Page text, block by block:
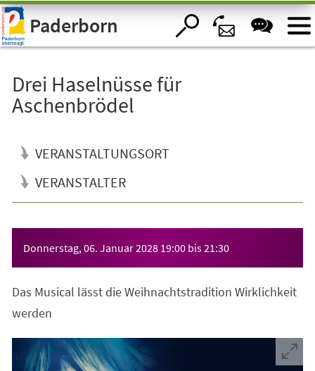
Visuelle
Assistenzsoftware
öffnen.Paderborn
Drei Haselnüsse für
Aschenbrödel
VERANSTALTUNGSORT
VERANSTALTER
Donnerstag, 06. Januar 2028 19:00 bis21:30
Das Musical lässt die Weihnachtstradition Wirklichkeit
werden